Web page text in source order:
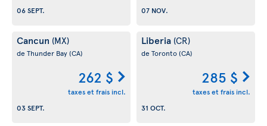
06 SEPT.
07 NOV.
Cancun (MX)
de Thunder Bay(CA)
262 $
taxes et frais incl.
03 SEPT.
Liberia (CR)
de Toronto(CA)
285 $
taxes et frais incl.
31 OCT.